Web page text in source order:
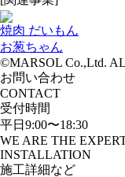
焼肉 だいもん
お葱ちゃん
©MARSOL Co.,Ltd.
お問い合わせ
CONTACT
受付時間
平日9:00〜18:30
WE ARE THE
INSTALLATION
施工詳細など